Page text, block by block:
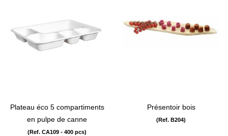
Plateau éco 5 compartiments
en pulpe de canne
(Ref. CA109 - 400 pcs)
Présentoir bois
(Ref. B204)